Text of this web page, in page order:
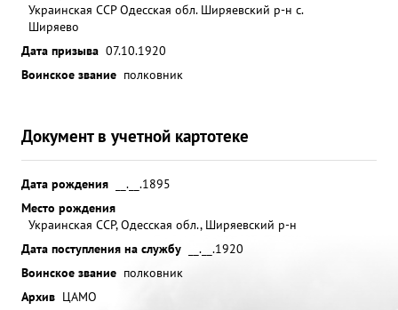
Украинская ССР Одесская обл. Ширяевский р-н с.
Ширяево
Дата призыва 07.10.1920
Воинское звание полковник
Документ в учетной картотеке
Дата рождения
__.__.1895
Место рождения
Украинская ССР, Одесская обл., Ширяевский р-н
Дата поступления на службу
__.__.1920
Воинское звание полковник
Архив ЦАМО